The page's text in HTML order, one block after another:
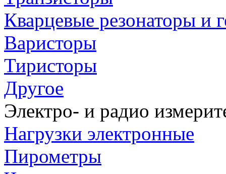
Кварцевые резонаторы и
Варисторы
Тиристоры
Другое
Электро- и радио
Нагрузки электронные
Пирометры